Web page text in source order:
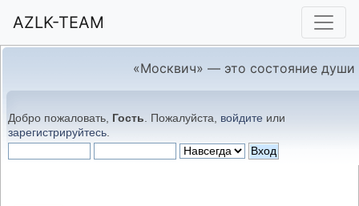
AZLK-TEAM
«Москвич» — это состояние души
Добро пожаловать, Гость . Пожалуйста, войдите или
зарегистрируйтесь